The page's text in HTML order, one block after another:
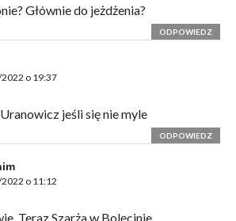
Głównie do jeżdżenia?
ODPOWIEDZ
o 19:37
jeśli się nie myle
ODPOWIEDZ
o 11:12
Teraz Szarża w Bolęcinie.